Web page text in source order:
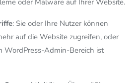
: Sie oder Ihre Nutzer können
auf die Website zugreifen, oder
WordPress-Admin-Bereich ist